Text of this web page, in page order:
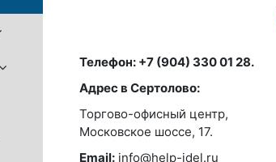
Телефон: +7 (904) 330 01 28.
Адрес в Сертолово:
Торгово-офисный центр,
Московское шоссе, 17.
Email: info@help-idel.ru